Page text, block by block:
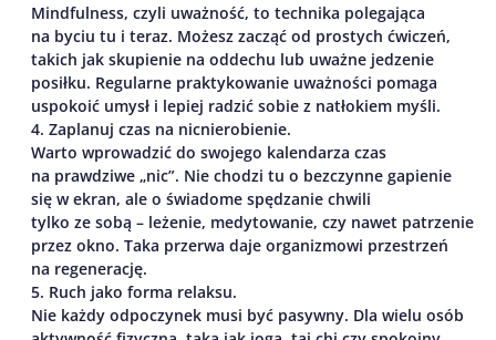
Mindfulness, czyli uważność, to technika polegająca
na byciu tu i teraz. Możesz zacząć od prostych ćwiczeń,
takich jak skupienie na oddechu lub uważne jedzenie
posiłku. Regularne praktykowanie uważności pomaga
uspokoić umysł i lepiej radzić sobie z natłokiem myśli.
4. Zaplanuj czas na nicnierobienie.
Warto wprowadzić do swojego kalendarza czas
na prawdziwe „nic”. Nie chodzi tu o bezczynne gapienie
się w ekran, ale o świadome spędzanie chwili
tylko ze sobą – leżenie, medytowanie, czy nawet patrzenie
przez okno. Taka przerwa daje organizmowi przestrzeń
na regenerację.
5. Ruch jako forma relaksu.
Nie każdy odpoczynek musi być pasywny. Dla wielu osób